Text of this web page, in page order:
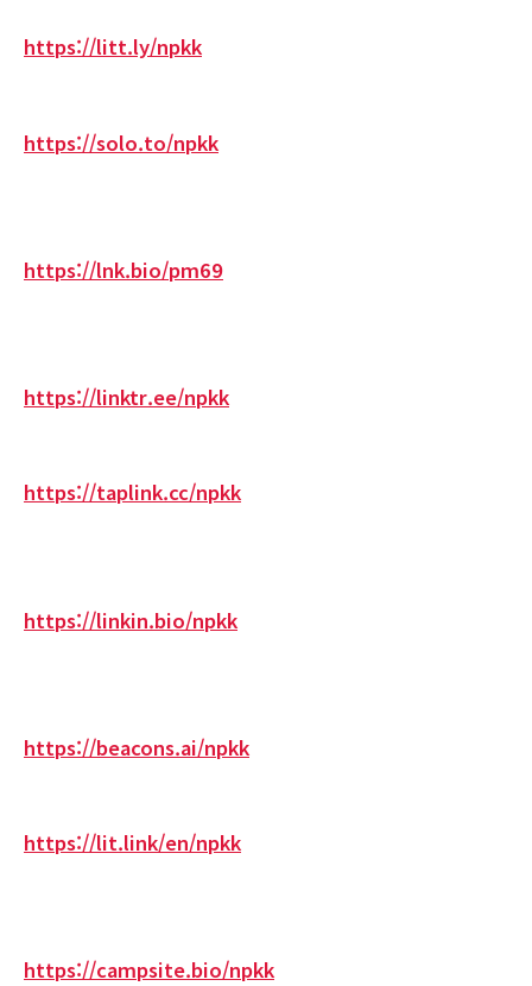
https://litt.ly/npkk
https://solo.to/npkk
https://lnk.bio/pm69
https://linktr.ee/npkk
https://taplink.cc/npkk
https://linkin.bio/npkk
https://beacons.ai/npkk
https://lit.link/en/npkk
https://campsite.bio/npkk